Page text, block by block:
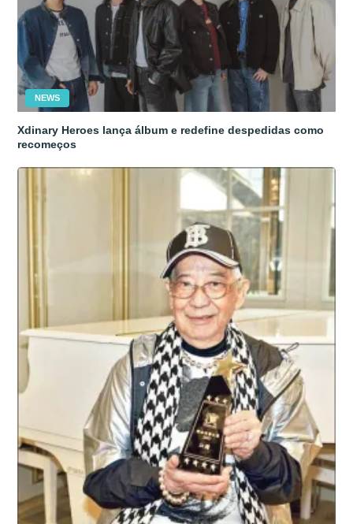
NEWS
Xdinary Heroes lança álbum e redefine despedidas como
recomeços